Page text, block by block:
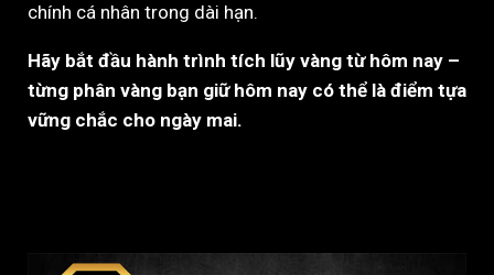
chính cá nhân trong dài hạn.
Hãy bắt đầu hành trình tích lũy vàng từ hôm nay –
từng phân vàng bạn giữ hôm nay có thể là điểm tựa
vững chắc cho ngày mai.